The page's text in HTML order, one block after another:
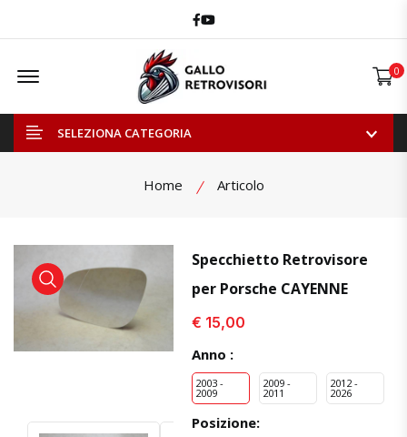
Facebook
Youtube
Offcanvas Menu Open 0
SELEZIONA CATEGORIA
Home Articolo
visualizza prodotto visualizza prodotto
Specchietto Retrovisore
per Porsche CAYENNE
€ 15,00
Anno :
2003 -
2009
2009 -
2011
2012 -
2026
Posizione: